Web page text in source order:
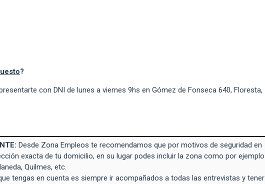
?
con DNI de lunes a viernes 9hs en Gómez de Fonseca 640, Floresta,
Desde Zona Empleos te recomendamos que por motivos de seguridad en
exacta de tu domicilio, en su lugar podes incluir la zona como por ejemplo
Quilmes, etc.
tengas en cuenta es siempre ir acompañados a todas las entrevistas y tener